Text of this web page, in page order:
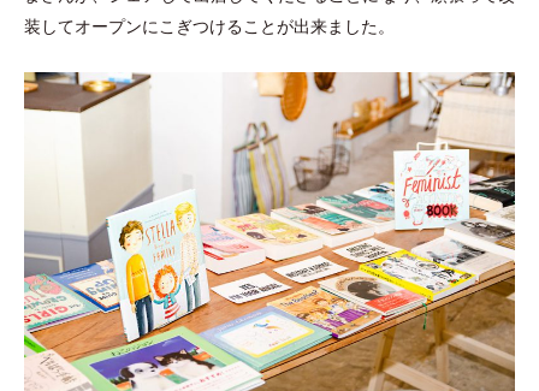
装してオープンにこぎつけることが出来ました。